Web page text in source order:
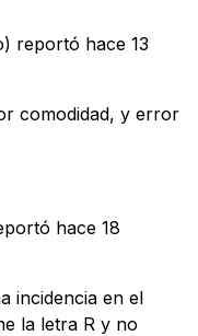
reportó hace 13
comodidad, y error
hace 18
incidencia en el
la letra R y no